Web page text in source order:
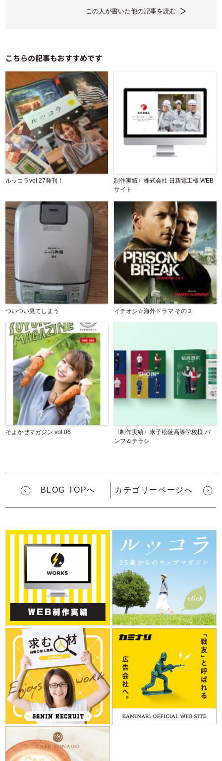
この人が書いた他の記事を読む
こちらの記事もおすすめです
ルッコラvol.27発刊！
制作実績〉株式会社 日新電工様 WEB
サイト
ついつい見てしまう イチオシ☆海外ドラマ その２
そよかぜマガジン vol.06
〈制作実績〉米子松蔭高等学校様 パ
ンフ＆チラシ
BLOG TOPへ カテゴリーページへ